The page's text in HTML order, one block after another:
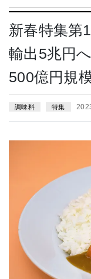
新春特集第
輸出5兆円
500億円規
調味料 特集